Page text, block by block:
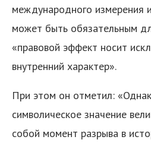
международного измерения
может быть обязательным
«правовой эффект носит
внутренний характер».
При этом он отметил:
символическое значение
собой момент разрыва в